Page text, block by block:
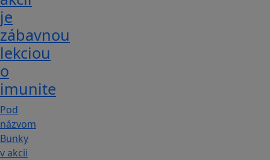
je
zábavnou
lekciou
o
imunite
Pod
názvom
Bunky
v akcii